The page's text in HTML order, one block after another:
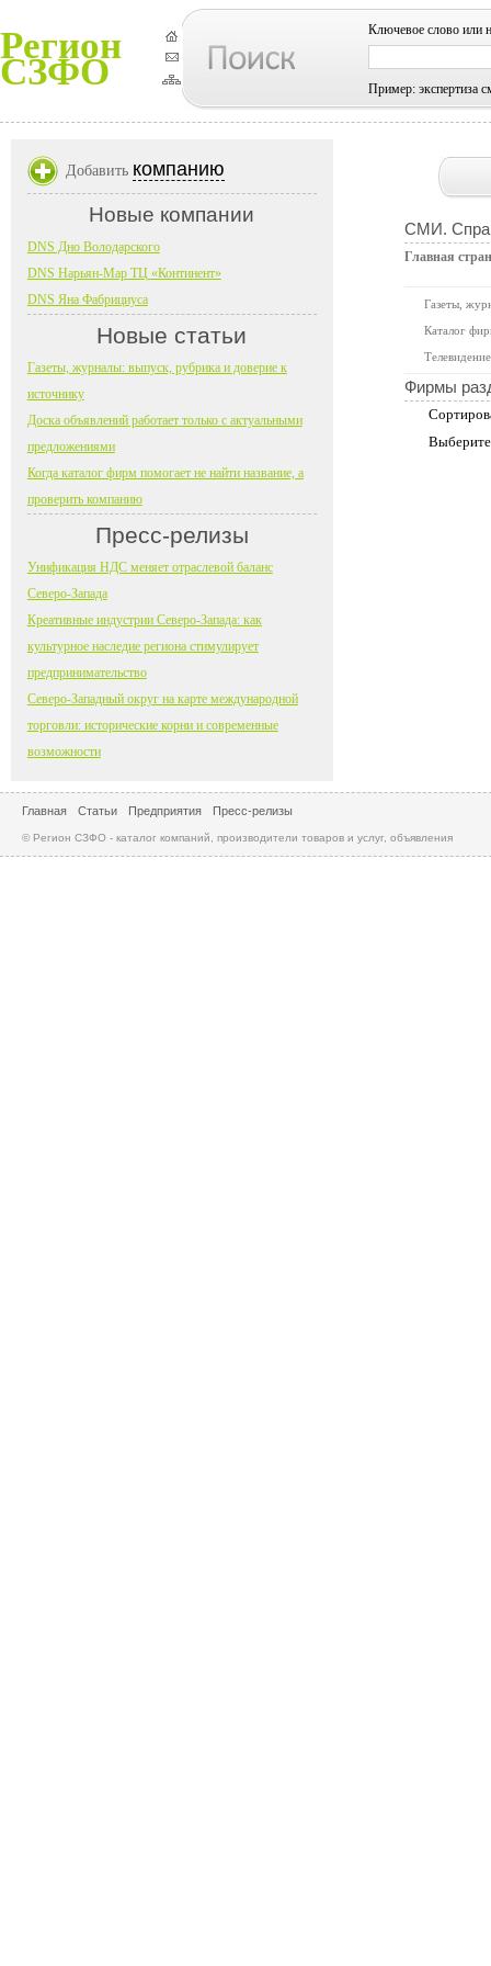
Регион
СЗФО
Ключевое слово или
Пример: экспертиза
СМИ.
Главная
Газеты,
Каталог
Фирмы
Добавить компанию
Новые компании
DNS Дно Володарского
DNS Нарьян-Мар ТЦ «Континент»
DNS Яна Фабрициуса
Новые статьи
Газеты, журналы: выпуск, рубрика и доверие к
источнику
Доска объявлений работает только с актуальными
предложениями
Когда каталог фирм помогает не найти название, а
проверить компанию
Пресс-релизы
Унификация НДС меняет отраслевой баланс
Северо-Запада
Креативные индустрии Северо-Запада: как
культурное наследие региона стимулирует
предпринимательство
Северо-Западный округ на карте международной
торговли: исторические корни и современные
возможности
Главная Статьи Предприятия Пресс-релизы
© Регион СЗФО - каталог компаний, производители товаров и услуг, объявления